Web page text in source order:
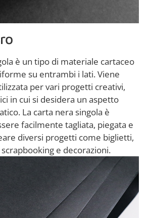
è un tipo di materiale cartaceo
su entrambi i lati. Viene
per vari progetti creativi,
in cui si desidera un aspetto
La carta nera singola è
facilmente tagliata, piegata e
diversi progetti come biglietti,
e decorazioni.